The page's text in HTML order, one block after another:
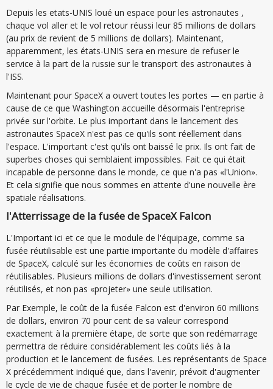
Depuis les etats-UNIS loué un espace pour les astronautes ,
chaque vol aller et le vol retour réussi leur 85 millions de dollars
(au prix de revient de 5 millions de dollars). Maintenant,
apparemment, les états-UNIS sera en mesure de refuser le
service à la part de la russie sur le transport des astronautes à
l'ISS.
Maintenant pour SpaceX a ouvert toutes les portes — en partie à
cause de ce que Washington accueille désormais l'entreprise
privée sur l'orbite. Le plus important dans le lancement des
astronautes SpaceX n'est pas ce qu'ils sont réellement dans
l'espace. L'important c'est qu'ils ont baissé le prix. Ils ont fait de
superbes choses qui semblaient impossibles. Fait ce qui était
incapable de personne dans le monde, ce que n'a pas «l'Union».
Et cela signifie que nous sommes en attente d'une nouvelle ère
spatiale réalisations.
l'Atterrissage de la fusée de SpaceX Falcon
L'Important ici et ce que le module de l'équipage, comme sa
fusée réutilisable est une partie importante du modèle d'affaires
de SpaceX, calculé sur les économies de coûts en raison de
réutilisables. Plusieurs millions de dollars d'investissement seront
réutilisés, et non pas «projeter» une seule utilisation.
Par Exemple, le coût de la fusée Falcon est d'environ 60 millions
de dollars, environ 70 pour cent de sa valeur correspond
exactement à la première étape, de sorte que son redémarrage
permettra de réduire considérablement les coûts liés à la
production et le lancement de fusées. Les représentants de Space
X précédemment indiqué que, dans l'avenir, prévoit d'augmenter
le cycle de vie de chaque fusée et de porter le nombre de